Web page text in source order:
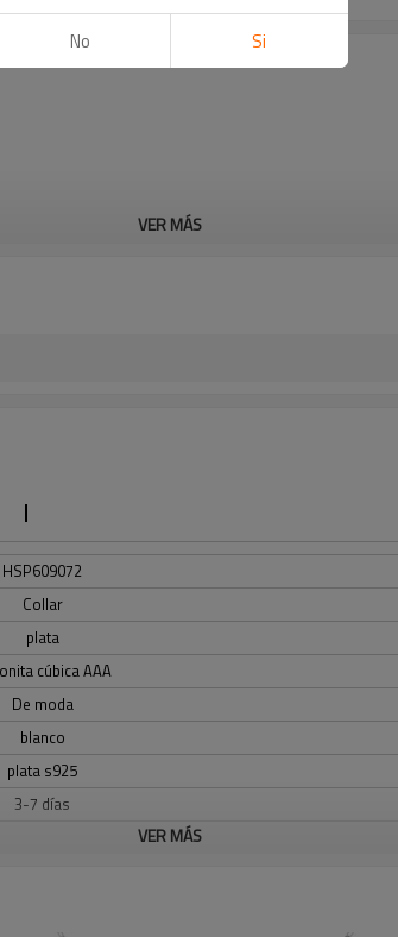
VER MÁS
HSP609072
Collar
plata
cúbica AAA
De moda
blanco
plata s925
3-7 días
VER MÁS
No Si